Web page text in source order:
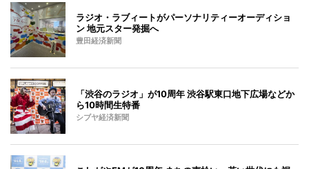
ラジオ・ラブィートがパーソナリティーオーディショ
ン 地元スター発掘へ
豊田経済新聞
「渋谷のラジオ」が10周年 渋谷駅東口地下広場などか
ら10時間生特番
シブヤ経済新聞